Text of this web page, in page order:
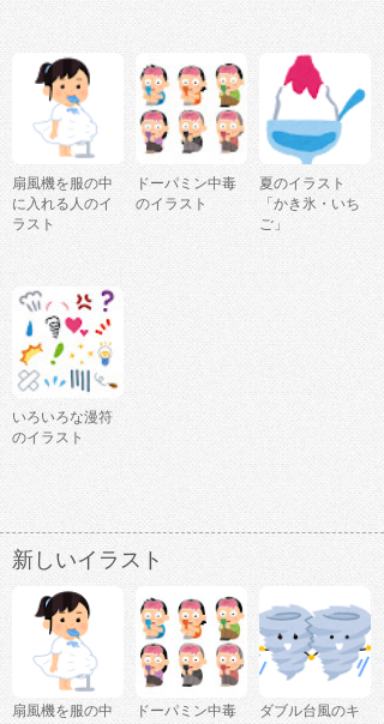
扇風機を服の中
に入れる人のイ
ラスト
ドーパミン中毒
のイラスト
夏のイラスト
「かき氷・いち
ご」
いろいろな漫符
のイラスト
新しいイラスト
扇風機を服の中
ドーパミン中毒
ダブル台風のキ